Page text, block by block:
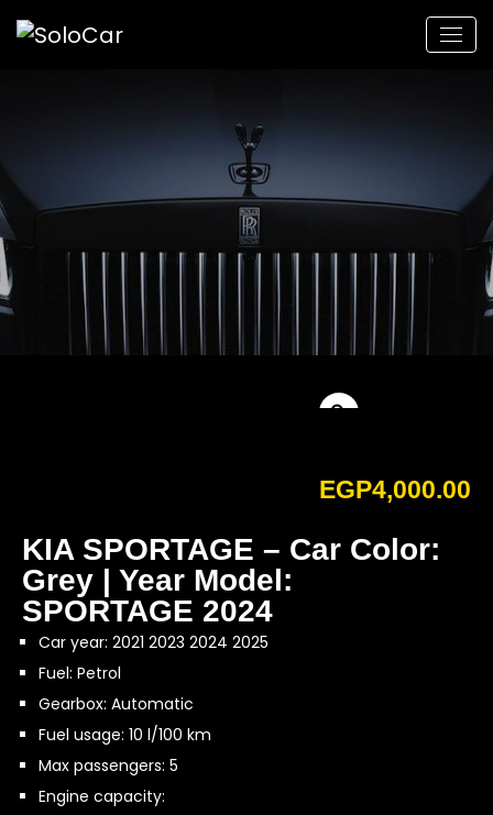
EGP4,000.00
KIA SPORTAGE – Car Color:
Grey | Year Model:
SPORTAGE 2024
Car year: 2021 2023 2024 2025
Fuel: Petrol
Gearbox: Automatic
Fuel usage: 10 l/100 km
Max passengers: 5
Engine capacity: